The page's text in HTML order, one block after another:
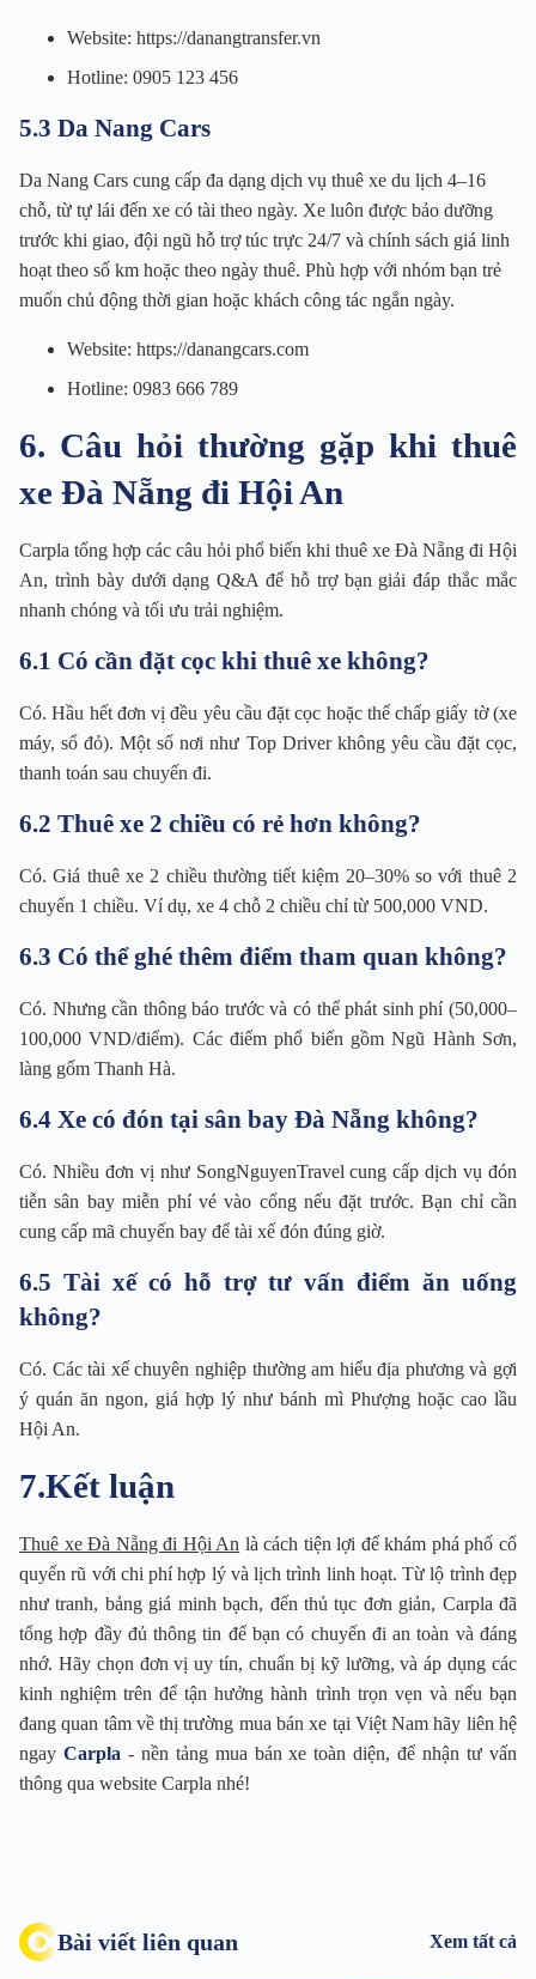
Website: https://danangtransfer.vn
Hotline: 0905 123 456
5.3 Da Nang Cars
Da Nang Cars cung cấp đa dạng dịch vụ thuê xe du lịch 4–16
chỗ, từ tự lái đến xe có tài theo ngày. Xe luôn được bảo dưỡng
trước khi giao, đội ngũ hỗ trợ túc trực 24/7 và chính sách giá linh
hoạt theo số km hoặc theo ngày thuê. Phù hợp với nhóm bạn trẻ
muốn chủ động thời gian hoặc khách công tác ngắn ngày.
Website: https://danangcars.com
Hotline: 0983 666 789
6. Câu hỏi thường gặp khi thuê
xe Đà Nẵng đi Hội An
Carpla tổng hợp các câu hỏi phổ biến khi thuê xe Đà Nẵng đi Hội
An, trình bày dưới dạng Q&A để hỗ trợ bạn giải đáp thắc mắc
nhanh chóng và tối ưu trải nghiệm.
6.1 Có cần đặt cọc khi thuê xe không?
Có. Hầu hết đơn vị đều yêu cầu đặt cọc hoặc thế chấp giấy tờ (xe
máy, sổ đỏ). Một số nơi như Top Driver không yêu cầu đặt cọc,
thanh toán sau chuyến đi.
6.2 Thuê xe 2 chiều có rẻ hơn không?
Có. Giá thuê xe 2 chiều thường tiết kiệm 20–30% so với thuê 2
chuyến 1 chiều. Ví dụ, xe 4 chỗ 2 chiều chỉ từ 500,000 VND.
6.3 Có thể ghé thêm điểm tham quan không?
Có. Nhưng cần thông báo trước và có thể phát sinh phí (50,000–
100,000 VND/điểm). Các điểm phổ biến gồm Ngũ Hành Sơn,
làng gốm Thanh Hà.
6.4 Xe có đón tại sân bay Đà Nẵng không?
Có. Nhiều đơn vị như SongNguyenTravel cung cấp dịch vụ đón
tiễn sân bay miễn phí vé vào cổng nếu đặt trước. Bạn chỉ cần
cung cấp mã chuyến bay để tài xế đón đúng giờ.
6.5 Tài xế có hỗ trợ tư vấn điểm ăn uống
không?
Có. Các tài xế chuyên nghiệp thường am hiểu địa phương và gợi
ý quán ăn ngon, giá hợp lý như bánh mì Phượng hoặc cao lầu
Hội An.
7.Kết luận
Thuê xe Đà Nẵng đi Hội An là cách tiện lợi để khám phá phố cổ
quyến rũ với chi phí hợp lý và lịch trình linh hoạt. Từ lộ trình đẹp
như tranh, bảng giá minh bạch, đến thủ tục đơn giản, Carpla đã
tổng hợp đầy đủ thông tin để bạn có chuyến đi an toàn và đáng
nhớ. Hãy chọn đơn vị uy tín, chuẩn bị kỹ lưỡng, và áp dụng các
kinh nghiệm trên để tận hưởng hành trình trọn vẹn và nếu bạn
đang quan tâm về thị trường mua bán xe tại Việt Nam hãy liên hệ
ngay Carpla - nền tảng mua bán xe toàn diện, để nhận tư vấn
thông qua website Carpla nhé!
Bài viết liên quan Xem tất cả